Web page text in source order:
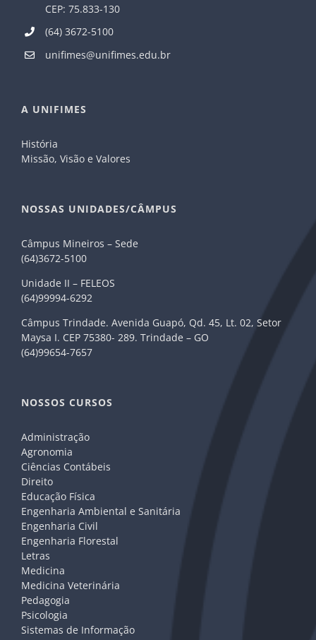
CEP: 75.833-130
(64) 3672-5100
unifimes@unifimes.edu.br
A UNIFIMES
História
Missão, Visão e Valores
NOSSAS UNIDADES/CÂMPUS
Câmpus Mineiros – Sede
(64)3672-5100
Unidade II – FELEOS
(64)99994-6292
Câmpus Trindade. Avenida Guapó, Qd. 45, Lt. 02, Setor
Maysa I. CEP 75380- 289. Trindade – GO
(64)99654-7657
NOSSOS CURSOS
Administração
Agronomia
Ciências Contábeis
Direito
Educação Física
Engenharia Ambiental e Sanitária
Engenharia Civil
Engenharia Florestal
Letras
Medicina
Medicina Veterinária
Pedagogia
Psicologia
Sistemas de Informação